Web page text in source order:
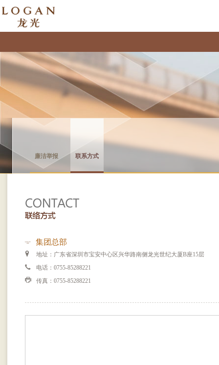
廉洁举报 联系方式
集团总部
地址：广东省深圳市宝安中心区兴华路南侧龙光世纪大厦B座15层
电话：0755-85288221
传真：0755-85288221